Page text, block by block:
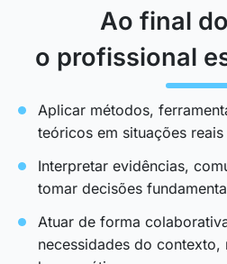
Ao final
o profissional
Aplicar métodos,
teóricos em situações
Interpretar evidências,
tomar decisões
Atuar de forma
necessidades do contexto,